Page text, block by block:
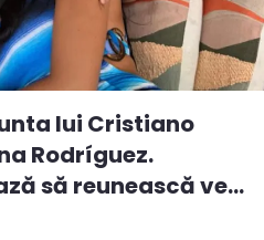
lui Cristiano
Rodríguez.
să reunească ve...